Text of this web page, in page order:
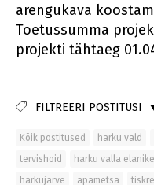
arengukava
Toetussumma
projekti tähtaeg
FILTREERI POSTITUSI
Kõik postitused harku vald
tervishoid
harku valla
harkujärve
apametsa tiskre